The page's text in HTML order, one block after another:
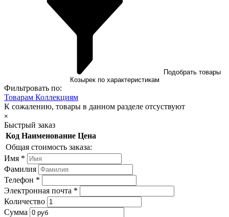
Козырек по характеристикам
Фильтровать по:
Товарам Коллекциям
К сожалению, товары в данном разделе отсуствуют
×
Быстрый заказ
Код Наименование Цена
Общая стоимость заказа:
Имя *
Фамилия
Телефон *
Электронная почта *
Количество
Сумма